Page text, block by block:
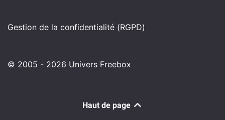
Gestion de la confidentialité (RGPD)
© 2005 - 2026 Univers Freebox
Haut de page